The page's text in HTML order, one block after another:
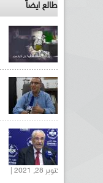
طالع ايضاً
أكتوبر 28, 2021 |